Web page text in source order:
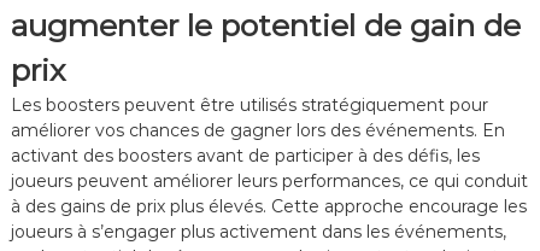
augmenter le potentiel de gain de
prix
Les boosters peuvent être utilisés stratégiquement pour
améliorer vos chances de gagner lors des événements. En
activant des boosters avant de participer à des défis, les
joueurs peuvent améliorer leurs performances, ce qui conduit
à des gains de prix plus élevés. Cette approche encourage les
joueurs à s’engager plus activement dans les événements,